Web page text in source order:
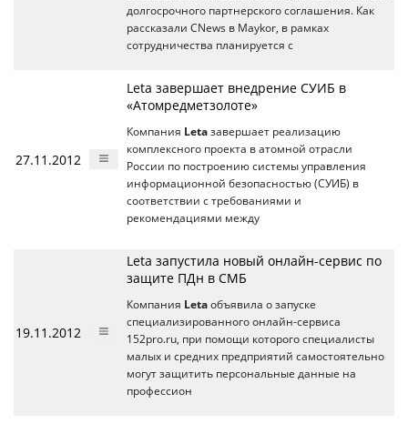
долгосрочного партнерского соглашения. Как
рассказали CNews в Maykor, в рамках
сотрудничества планируется с
27.11.2012
Leta завершает внедрение СУИБ в
«Атомредметзолоте»
Компания Leta завершает реализацию
комплексного проекта в атомной отрасли
России по построению системы управления
информационной безопасностью (СУИБ) в
соответствии с требованиями и
рекомендациями между
19.11.2012
Leta запустила новый онлайн-сервис по
защите ПДн в СМБ
Компания Leta объявила о запуске
специализированного онлайн-сервиса
152pro.ru, при помощи которого специалисты
малых и средних предприятий самостоятельно
могут защитить персональные данные на
профессион